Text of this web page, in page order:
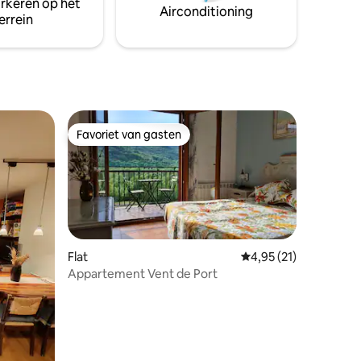
op het
Airconditioning
Favoriet van gasten
Favoriet van gasten
Flat Gemiddelde
4,95 (21)
Appartement Vent de Port